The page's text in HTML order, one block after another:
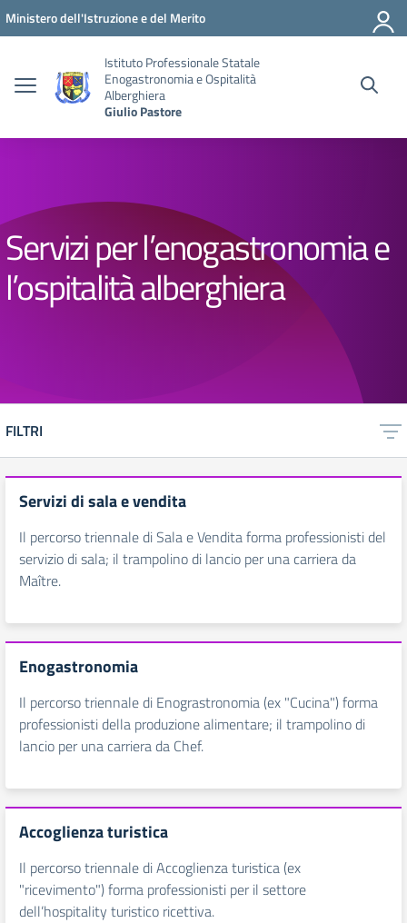
Vai ai contenuti
Vai al menu di navigazione
Vai al footer
Ministero dell'Istruzione e del Merito
Istituto Professionale Statale
Enogastronomia e Ospitalità
Alberghiera
Giulio Pastore
Servizi per l’enogastronomia e
l’ospitalità alberghiera
FILTRI
Servizi di sala e vendita
Il percorso triennale di Sala e Vendita forma professionisti del
servizio di sala; il trampolino di lancio per una carriera da
Maître.
Enogastronomia
Il percorso triennale di Enograstronomia (ex "Cucina") forma
professionisti della produzione alimentare; il trampolino di
lancio per una carriera da Chef.
Accoglienza turistica
Il percorso triennale di Accoglienza turistica (ex
"ricevimento") forma professionisti per il settore
dell’hospitality turistico ricettiva.